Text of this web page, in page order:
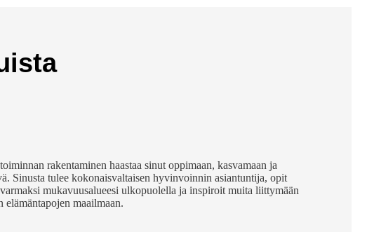
rakentaminen haastaa sinut oppimaan, kasvamaan ja
Sinusta tulee kokonaisvaltaisen hyvinvoinnin asiantuntija, opit
mukavuusalueesi ulkopuolella ja inspiroit muita liittymään
elämäntapojen maailmaan.